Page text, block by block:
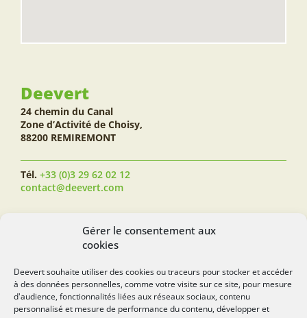
Gérer le consentement aux
cookies
Deevert souhaite utiliser des cookies ou traceurs pour stocker et accéder
à des données personnelles, comme votre visite sur ce site, pour mesure
d'audience, fonctionnalités liées aux réseaux sociaux, contenu
personnalisé et mesure de performance du contenu, développer et
Deevert
24 chemin du Canal
Zone d’Activité de Choisy,
88200 REMIREMONT
Tél. +33 (0)3 29 62 02 12
contact@deevert.com
SUIVEZ-NOUS...
deevert.com